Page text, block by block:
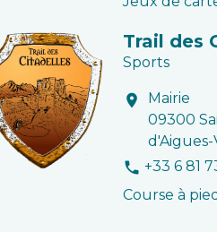
Trail des
Sports
location_on
Mairie
09300
d'Aigues-
phone +33 6 81
Course à pied